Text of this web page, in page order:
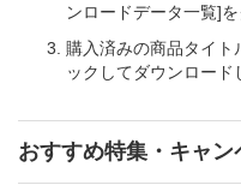
ンロードデータ一覧]を
購入済みの商品タイト
ックしてダウンロード
おすすめ特集・キャン